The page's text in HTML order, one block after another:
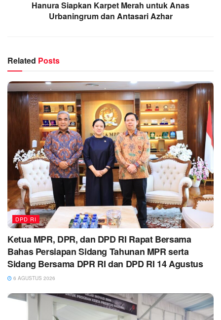
Hanura Siapkan Karpet Merah untuk Anas
Urbaningrum dan Antasari Azhar
Related Posts
DPD RI
Ketua MPR, DPR, dan DPD RI Rapat Bersama
Bahas Persiapan Sidang Tahunan MPR serta
Sidang Bersama DPR RI dan DPD RI 14 Agustus
6 AGUSTUS 2026